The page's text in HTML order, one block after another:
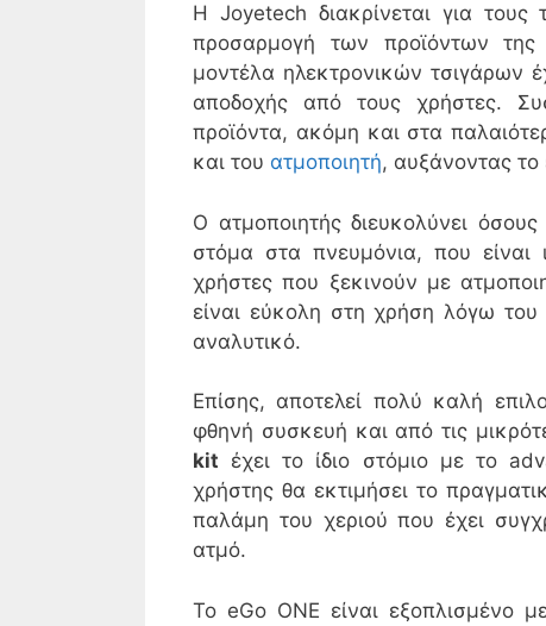
Η Joyetech διακρίνεται για
προσαρμογή των προϊόντων
μοντέλα ηλεκτρονικών τσιγάρων
αποδοχής από τους χρήστες.
προϊόντα, ακόμη και στα
και του ατμοποιητή, αυξάνοντας το
Ο ατμοποιητής διευκολύνει
στόμα στα πνευμόνια, που είναι
χρήστες που ξεκινούν με
είναι εύκολη στη χρήση λόγω του
αναλυτικό.
Επίσης, αποτελεί πολύ καλή
φθηνή συσκευή και από τις
kit έχει το ίδιο στόμιο με το
χρήστης θα εκτιμήσει το
παλάμη του χεριού που έχει
ατμό.
Το eGo ONE είναι εξοπλισμένο